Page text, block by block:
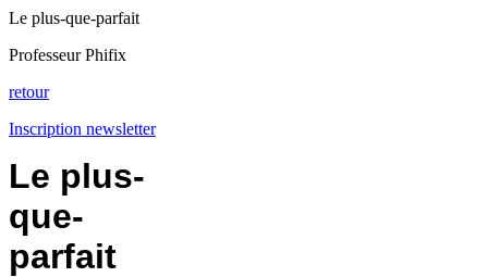
Le plus-que-parfait
Professeur Phifix
retour
Inscription newsletter
Le plus-
que-
parfait